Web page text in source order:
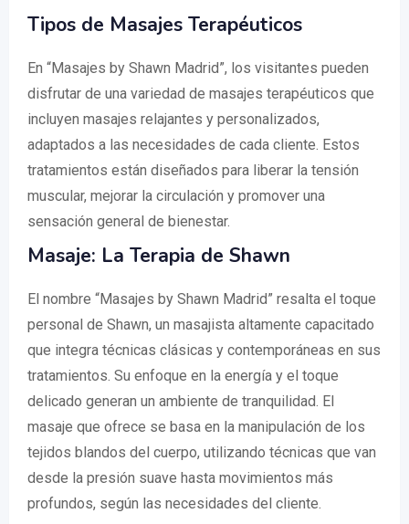
Tipos de Masajes Terapéuticos
En “Masajes by Shawn Madrid”, los visitantes pueden
disfrutar de una variedad de masajes terapéuticos que
incluyen masajes relajantes y personalizados,
adaptados a las necesidades de cada cliente. Estos
tratamientos están diseñados para liberar la tensión
muscular, mejorar la circulación y promover una
sensación general de bienestar.
Masaje: La Terapia de Shawn
El nombre “Masajes by Shawn Madrid” resalta el toque
personal de Shawn, un masajista altamente capacitado
que integra técnicas clásicas y contemporáneas en sus
tratamientos. Su enfoque en la energía y el toque
delicado generan un ambiente de tranquilidad. El
masaje que ofrece se basa en la manipulación de los
tejidos blandos del cuerpo, utilizando técnicas que van
desde la presión suave hasta movimientos más
profundos, según las necesidades del cliente.